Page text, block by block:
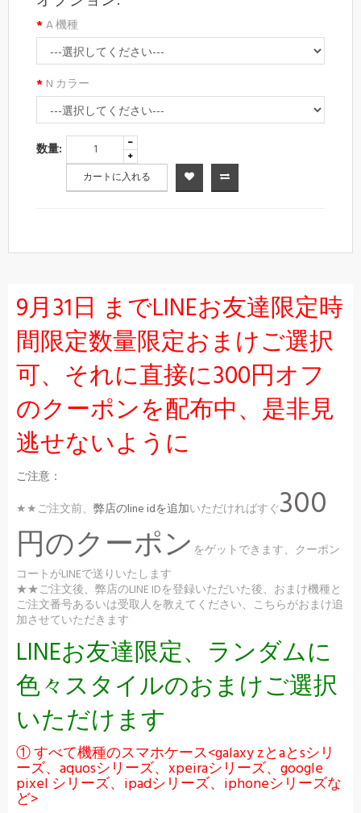
A 機種
N カラー
数量:
カートに入れる
9月31日 までLINEお友達限定時
間限定数量限定おまけご選択
可、それに直接に300円オフ
のクーポンを配布中、是非見
逃せないように
ご注意：
★★ご注文前、 弊店のline idを追加いただければすぐ300
円のクーポン をゲットできます、クーポン
コートがLINEで送りいたします
★★ご注文後、弊店のLINE IDを登録いただいた後、おまけ機種と
ご注文番号あるいは受取人を教えてください、こちらがおまけ追
加させていただきます
LINEお友達限定、ランダムに
色々スタイルのおまけご選択
いただけます
① すべて機種のスマホケース<galaxy zとaとsシリ
ーズ、aquosシリーズ、xpeiraシリーズ、google
pixel シリーズ、ipadシリーズ、iphoneシリーズな
ど>